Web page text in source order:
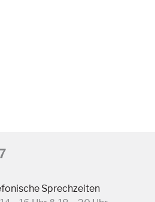
Sprechzeiten